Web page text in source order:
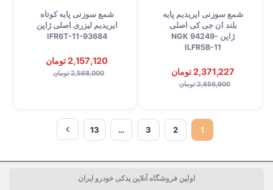
شمع سوزنی ایریدیم پایه
بلند ان جی کی اصلی
ژاپن NGK 94249-
ILFR5B-11
2,371,227 تومان
2,856,900 تومان
شمع سوزنی پایه کوتاه
ایریدیم لیزری اصلی ژاپن
IFR6T-11-93684
2,157,120 تومان
2,568,000 تومان
1
2
3
…
13
اولین فروشگاه آنلاین یدکی خودرو ایران